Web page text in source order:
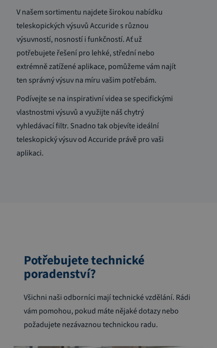
V našem sortimentu najdete širokou nabídku
teleskopických výsuvů Accuride s různou
výsuvností, nosností i funkčností. Ať už
potřebujete řešení pro lehké, střední nebo
extrémně zatížené aplikace, pomůžeme vám najít
ten správný výsuv na míru vašim potřebám.
Podívejte se na inspirativní videa se specifickými
vlastnostmi výsuvů a využijte náš chytrý
vyhledávací filtr. Snadno tak objevíte ideální
teleskopický výsuv od Accuride právě pro vaši
aplikaci.
Potřebujete technické
poradenství?
Všichni naši odborníci mají technické vzdělání. Rádi
vám pomohou, pokud máte nějaké dotazy nebo
požadujete nezávaznou technickou radu.